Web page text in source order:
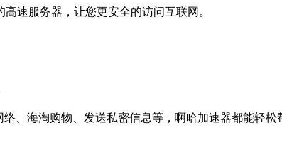
速服务器，让您更安全的访问互联网。
、海淘购物、发送私密信息等，啊哈加速器都能轻